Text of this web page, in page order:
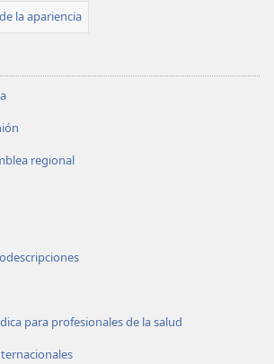
la apariencia
regional
para profesionales de la salud